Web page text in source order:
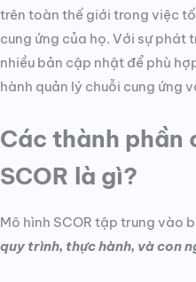
trên toàn thế giới trong việc
cung ứng của họ. Với sự phát
nhiều bản cập nhật để phù
hành quản lý chuỗi cung ứng
Các thành phần
SCOR là gì?
Mô hình SCOR tập trung vào
quy trình, thực hành, và con